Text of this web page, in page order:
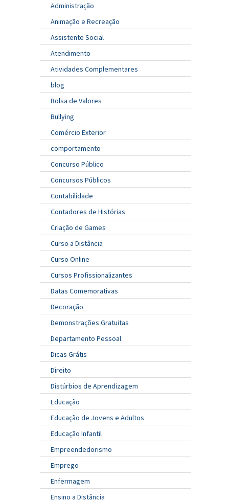
Administração
Animação e Recreação
Assistente Social
Atendimento
Atividades Complementares
blog
Bolsa de Valores
Bullying
Comércio Exterior
comportamento
Concurso Público
Concursos Públicos
Contabilidade
Contadores de Histórias
Criação de Games
Curso a Distância
Curso Online
Cursos Profissionalizantes
Datas Comemorativas
Decoração
Demonstrações Gratuitas
Departamento Pessoal
Dicas Grátis
Direito
Distúrbios de Aprendizagem
Educação
Educação de Jovens e Adultos
Educação Infantil
Empreendedorismo
Emprego
Enfermagem
Ensino a Distância